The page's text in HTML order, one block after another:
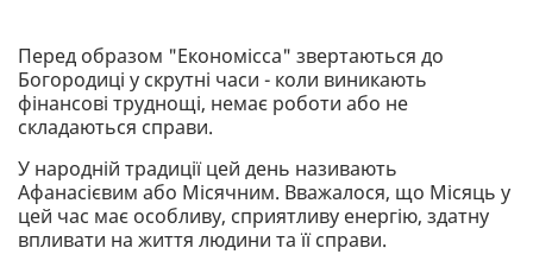
Перед образом "Економісса" звертаються до
Богородиці у скрутні часи - коли виникають
фінансові труднощі, немає роботи або не
складаються справи.
У народній традиції цей день називають
Афанасієвим або Місячним. Вважалося, що Місяць у
цей час має особливу, сприятливу енергію, здатну
впливати на життя людини та її справи.